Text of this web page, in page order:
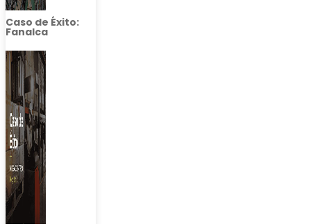
Caso de Éxito:
Fanalca